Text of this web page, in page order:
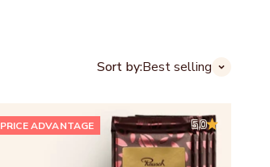
Sort by:Best selling
PRICE ADVANTAGE 5,0